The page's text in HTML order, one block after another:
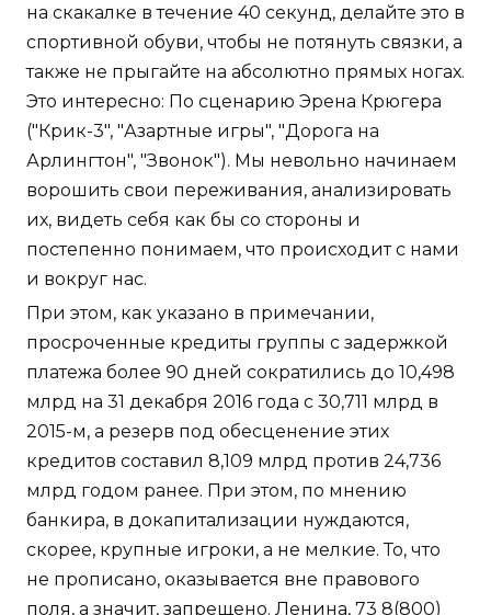
на скакалке в течение 40 секунд, делайте это в
спортивной обуви, чтобы не потянуть связки, а
также не прыгайте на абсолютно прямых ногах.
Это интересно: По сценарию Эрена Крюгера
("Крик-3", "Азартные игры", "Дорога на
Арлингтон", "Звонок"). Мы невольно начинаем
ворошить свои переживания, анализировать
их, видеть себя как бы со стороны и
постепенно понимаем, что происходит с нами
и вокруг нас.
При этом, как указано в примечании,
просроченные кредиты группы с задержкой
платежа более 90 дней сократились до 10,498
млрд на 31 декабря 2016 года с 30,711 млрд в
2015-м, а резерв под обесценение этих
кредитов составил 8,109 млрд против 24,736
млрд годом ранее. При этом, по мнению
банкира, в докапитализации нуждаются,
скорее, крупные игроки, а не мелкие. То, что
не прописано, оказывается вне правового
поля, а значит, запрещено. Ленина, 73 8(800)